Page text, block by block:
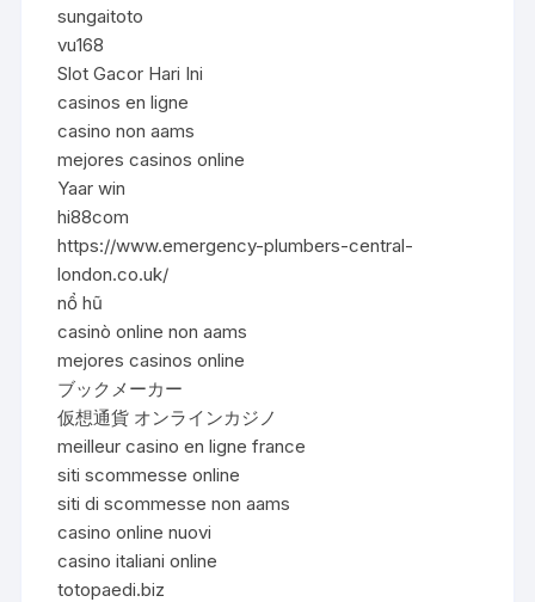
sungaitoto
vu168
Slot Gacor Hari Ini
casinos en ligne
casino non aams
mejores casinos online
Yaar win
hi88com
https://www.emergency-plumbers-central-
london.co.uk/
nổ hũ
casinò online non aams
mejores casinos online
ブックメーカー
仮想通貨 オンラインカジノ
meilleur casino en ligne france
siti scommesse online
siti di scommesse non aams
casino online nuovi
casino italiani online
totopaedi.biz